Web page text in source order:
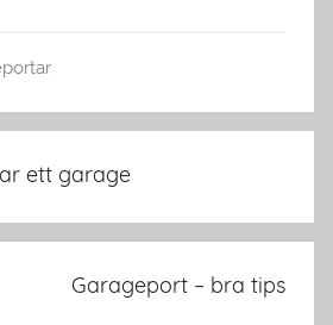
ett garage
Garageport – bra tips